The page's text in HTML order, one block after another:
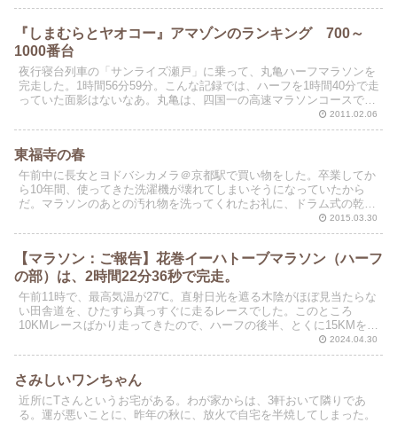
『しまむらとヤオコー』アマゾンのランキング 700～
1000番台
夜行寝台列車の「サンライズ瀬戸」に乗って、丸亀ハーフマラソンを
完走した。1時間56分59分。こんな記録では、ハーフを1時間40分で走
っていた面影はないなあ。丸亀は、四国一の高速マラソンコースであ
2011.02.06
東福寺の春
午前中に長女とヨドバシカメラ＠京都駅で買い物をした。卒業してか
ら10年間、使ってきた洗濯機が壊れてしまいそうになっていたから
だ。マラソンのあとの汚れ物を洗ってくれたお礼に、ドラム式の乾燥
洗濯機をプレゼントした。いや、上手に貢がせられたかも(...2015.03.30
【マラソン：ご報告】花巻イーハトーブマラソン（ハーフ
の部）は、2時間22分36秒で完走。
午前11時で、最高気温が27℃。直射日光を遮る木陰がほぼ見当たらな
い田舎道を、ひたすら真っすぐに走るレースでした。このところ
10KMレースばかり走ってきたので、ハーフの後半、とくに15KMを過
2024.04.30
さみしいワンちゃん
近所にTさんというお宅がある。わが家からは、3軒おいて隣りであ
る。運が悪いことに、昨年の秋に、放火で自宅を半焼してしまった。